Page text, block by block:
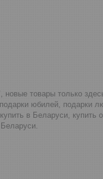
новые товары только
юбилей, подарки
в Беларуси, купить